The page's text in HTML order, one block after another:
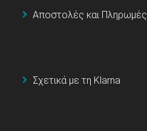
Αποστολές και Πληρωμές
Σχετικά με τη Klarna